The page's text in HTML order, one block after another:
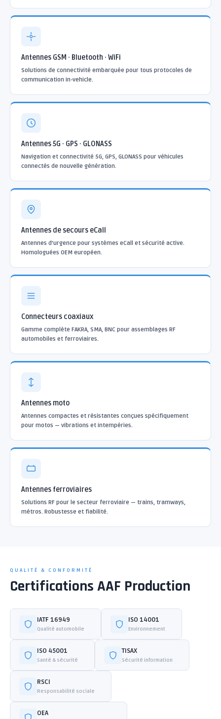
Antennes GSM · Bluetooth · WiFi
Solutions de connectivité embarquée pour tous protocoles de
communication in-vehicle.
Antennes 5G · GPS · GLONASS
Navigation et connectivité 5G, GPS, GLONASS pour véhicules
connectés de nouvelle génération.
Antennes de secours eCall
Antennes d'urgence pour systèmes eCall et sécurité active.
Homologuées OEM européen.
Connecteurs coaxiaux
Gamme complète FAKRA, SMA, BNC pour assemblages RF
automobiles et ferroviaires.
Antennes moto
Antennes compactes et résistantes conçues spécifiquement
pour motos — vibrations et intempéries.
Antennes ferroviaires
Solutions RF pour le secteur ferroviaire — trains, tramways,
métros. Robustesse et fiabilité.
QUALITÉ & CONFORMITÉ
Certifications AAF Production
IATF 16949
Qualité automobile
ISO 14001
Environnement
ISO 45001
Santé & sécurité
TISAX
Sécurité information
RSCI
Responsabilité sociale
OEA